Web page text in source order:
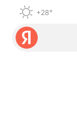
+28°